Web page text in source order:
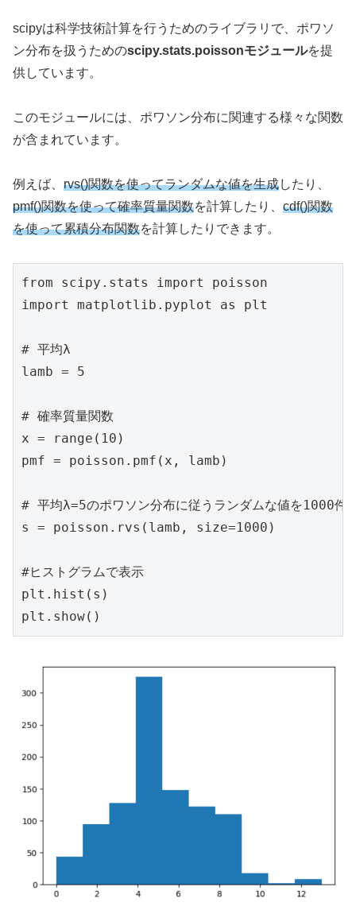
scipyは科学技術計算を行うためのライブラリで、ポワソ
ン分布を扱うためのscipy.stats.poissonモジュールを提
供しています。
このモジュールには、ポワソン分布に関連する様々な関数
が含まれています。
例えば、 rvs()関数を使ってランダムな値を生成したり、
pmf()関数を使って確率質量関数を計算したり、 cdf()関数
を使って累積分布関数を計算したりできます。
from scipy.stats import poisson
import matplotlib.pyplot as plt
# 平均λ
lamb = 5
# 確率質量関数
x = range(10)
pmf = poisson.pmf(x, lamb)
# 平均λ=5のポワソン分布に従うランダムな値を1000件
s = poisson.rvs(lamb, size=1000)
#ヒストグラムで表示
plt.hist(s)
plt.show()